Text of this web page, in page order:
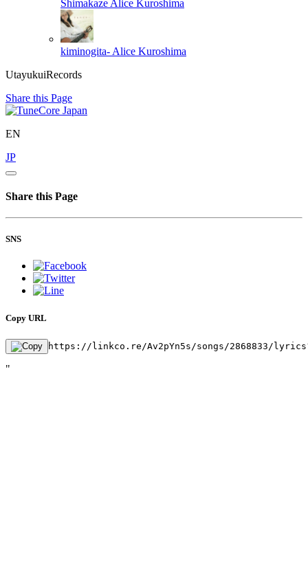
Shimakaze Alice Kuroshima
kiminogita- Alice Kuroshima
UtayukuiRecords
Share this Page
EN
JP
Share this Page
SNS
Copy URL
https://linkco.re/Av2pYn5s/songs/2868833/
"